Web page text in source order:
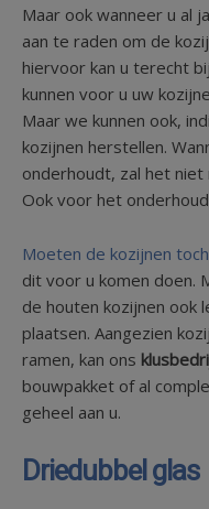
Maar ook wanneer u al
aan te raden om de
hiervoor kan u terecht bij
kunnen voor u uw
Maar we kunnen ook,
kozijnen herstellen.
onderhoudt, zal het
Ook voor het
Moeten de kozijnen
dit voor u komen doen.
de houten kozijnen ook
plaatsen. Aangezien
ramen, kan ons
bouwpakket of al
geheel aan u.
Driedubbel glas